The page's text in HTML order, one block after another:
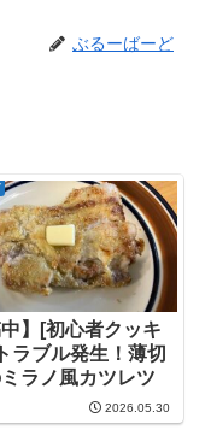
ぶるーばーど
中】[初心者クッキ
ラブル発生！薄切
ラノ風カツレツ
2026.05.30